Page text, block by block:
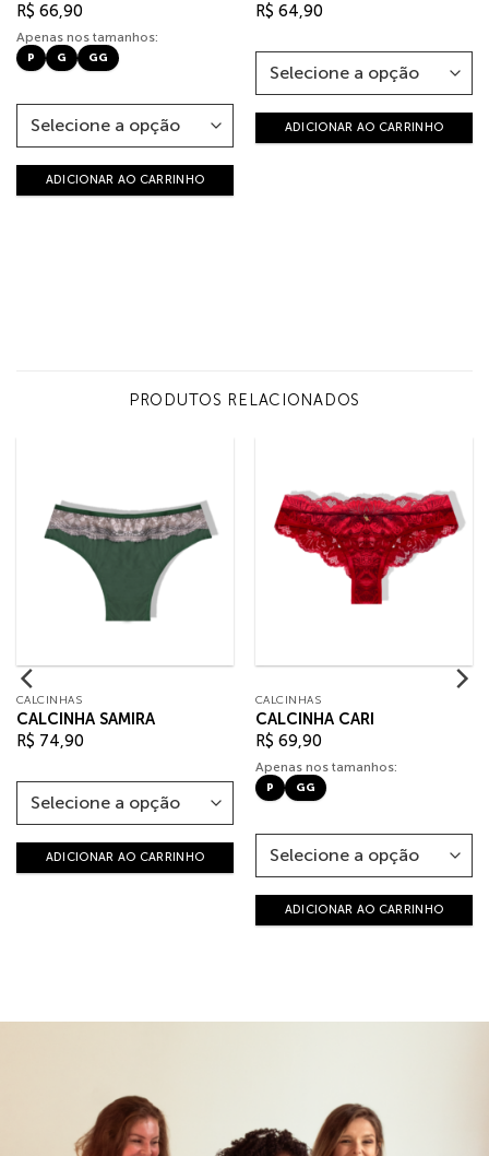
R$ 66,90
Apenas nos tamanhos:
P G GG
ADICIONAR AO CARRINHO
R$ 64,90
ADICIONAR AO CARRINHO
PRODUTOS RELACIONADOS
CALCINHAS
CALCINHA SAMIRA
R$ 74,90
ADICIONAR AO CARRINHO
CALCINHAS
CALCINHA CARI
R$ 69,90
Apenas nos tamanhos:
P GG
ADICIONAR AO CARRINHO